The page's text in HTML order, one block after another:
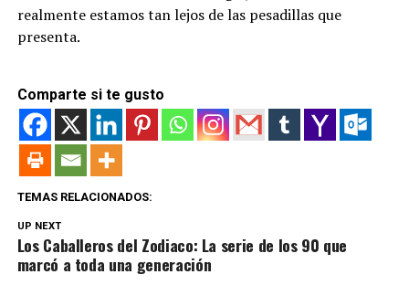
realmente estamos tan lejos de las pesadillas que
presenta.
Comparte si te gusto
TEMAS RELACIONADOS:
UP NEXT
Los Caballeros del Zodiaco: La serie de los 90 que
marcó a toda una generación